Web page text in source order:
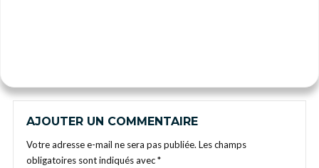
AJOUTER UN COMMENTAIRE
Votre adresse e-mail ne sera pas publiée. Les champs
obligatoires sont indiqués avec*